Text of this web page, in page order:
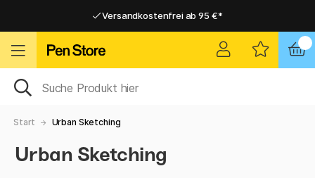
Versandkostenfrei ab 95 €*
Versandkostenfrei ab 95 €*
Start Urban Sketching
Urban Sketching